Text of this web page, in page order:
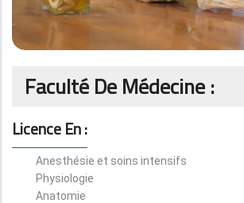
Faculté De Médecine :
Licence En :
Anesthésie et soins intensifs
Physiologie
Anatomie